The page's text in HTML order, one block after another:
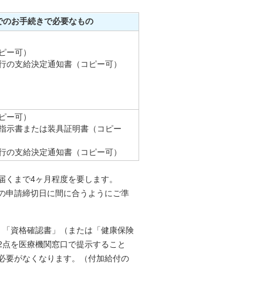
のお手続きで必要なもの
ー可）
の支給決定通知書（コピー可）
ー可）
示書または装具証明書（コピー
の支給決定通知書（コピー可）
まで4ヶ月程度を要します。
申請締切日に間に合うようにご準
資格確認書」（または「健康保険
を医療機関窓口で提示すること
要がなくなります。（付加給付の